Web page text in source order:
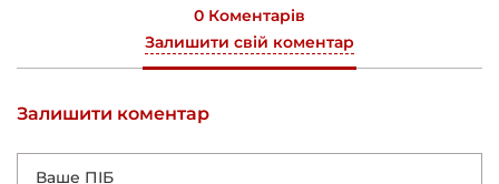
0 Коментарів
Залишити свій коментар
Залишити коментар